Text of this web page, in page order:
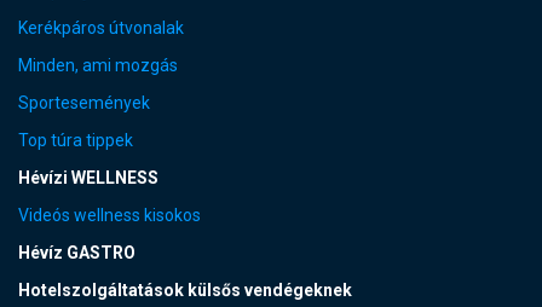
Kerékpáros útvonalak
Minden, ami mozgás
Sportesemények
Top túra tippek
Hévízi WELLNESS
Videós wellness kisokos
Hévíz GASTRO
Hotelszolgáltatások külsős vendégeknek